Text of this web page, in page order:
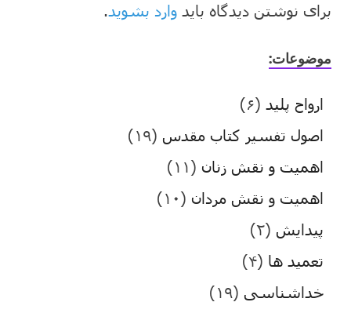
برای نوشتن دیدگاه باید وارد بشوید.
موضوعات:
ارواح پلید (۶)
اصول تفسیر کتاب مقدس (۱۹)
اهمیت و نقش زنان (۱۱)
اهمیت و نقش مردان (۱۰)
پیدایش (۲)
تعمید ها (۴)
خداشناسی (۱۹)